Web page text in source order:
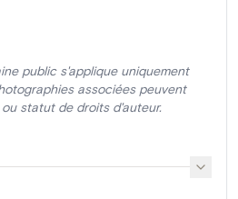
public s'applique uniquement
associées peuvent
statut de droits d'auteur.